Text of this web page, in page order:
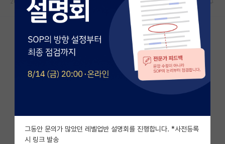
커뮤니티
커뮤니티 홈
전체글보기
베스트 게시판
자유 게시판(아무개랩)
미국 유학 게시판
2023.11.22 7 1895
그동안 문의가 많았던 레벨업반 설명회를 진행합니다. *사전등록
시 링크 발송